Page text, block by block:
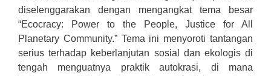
diselenggarakan dengan mengangkat tema besar
“Ecocracy: Power to the People, Justice for All
Planetary Community.” Tema ini menyoroti tantangan
serius terhadap keberlanjutan sosial dan ekologis di
tengah menguatnya praktik autokrasi, di mana